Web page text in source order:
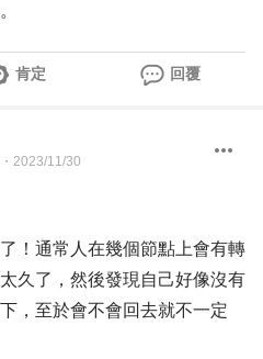
肯定 回覆
・ 2023/11/30
！通常人在幾個節點上會有轉
久了，然後發現自己好像沒有
，至於會不會回去就不一定